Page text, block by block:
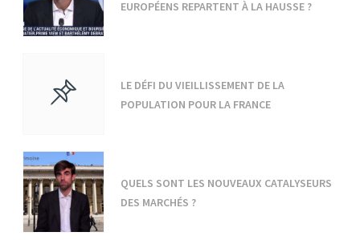
EUROPÉENS REPARTENT À LA HAUSSE ?
LE DÉFI DU VIEILLISSEMENT DE LA
POPULATION POUR LA FRANCE
QUELS SONT LES NOUVEAUX CATALYSEURS
DES MARCHÉS ?